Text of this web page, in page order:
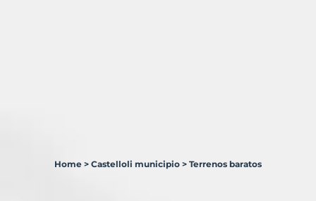
Home > Castelloli municipio > Terrenos baratos